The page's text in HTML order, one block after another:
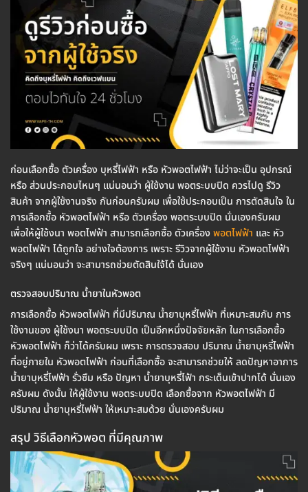
ก่อนเลือกซื้อ ตัวเครื่อง บุหรี่ไฟฟ้า หรือ หัวพอตไฟฟ้า ไม่ว่าจะเป็น อุปกรณ์
หรือ ส่วนประกอบไหนๆ แน่นอนว่า ผู้ใช้งาน พอตระบบปิด ควรไปดู รีวิว
สินค้า จากผู้ใช้งานจริง กันก่อนครับผม เพื่อใช้ประกอบเป็น การตัดสินใจ ใน
การเลือกซื้อ หัวพอตไฟฟ้า หรือ ตัวเครื่อง พอตระบบปิด นั่นเองครับผม
เพื่อให้ผู้ใช้งนา พอตไฟฟ้า สามารถเลือกซื้อ ตัวเครื่อง พอตไฟฟ้า และ หัว
พอตไฟฟ้า ได้ถูกใจ อย่างใจต้องการ เพราะ รีวิวจากผู้ใช้งาน หัวพอตไฟฟ้า
จริงๆ แน่นอนว่า จะสามารถช่วยตัดสินใจ้ได้ นั่นเอง
ตรวจสอบปริมาณ น้ำยาในหัวพอต
การเลือกซื้อ หัวพอตไฟฟ้า ที่มีปริมาณ น้ำยาบุหรี่ไฟฟ้า ที่เหมาะสมกับ การ
ใช้งานของ ผู้ใช้งนา พอตระบบปิด เป็นอีกหนึ่งปัจจัยหลัก ในการเลือกซื้อ
หัวพอตไฟฟ้า ก็ว่าได้ครับผม เพราะ การตรวจสอบ ปริมาณ น้ำยาบุหรี่ไฟฟ้า
ที่อยู่ภายใน หัวพอตไฟฟ้า ก่อนที่เลือกซื้อ จะสามารถช่วยให้ ลดปัญหาอาการ
น้ำยาบุหรี่ไฟฟ้า รั่วซึม หรือ ปัญหา น้ำยาบุหรี่ไฟ้า กระเด็นเข้าปากได้ นั่นเอง
ครับผม ดังนั้น ให้ผู้ใช้งาน พอตระบบปิด เลือกซื้อจาก หัวพอตไฟฟ้า มี
ปริมาณ น้ำยาบุหรี่ไฟฟ้า ให้เหมาะสมด้วย นั่นเองครับผม
สรุป วิธีเลือกหัวพอต ที่มีคุณภาพ